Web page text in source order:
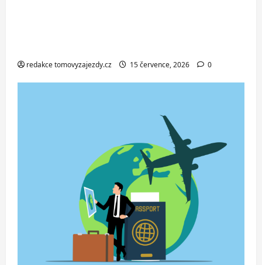
redakce tomovyzajezdy.cz 15 července, 2026 0